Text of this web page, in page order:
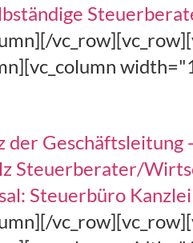
der
Steuerberater/
Steuerbüro